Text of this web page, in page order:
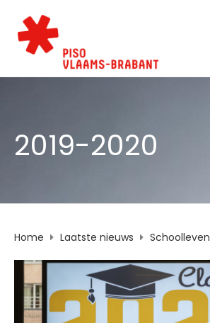
2019-2020
Home Laatste nieuws Schoolleven